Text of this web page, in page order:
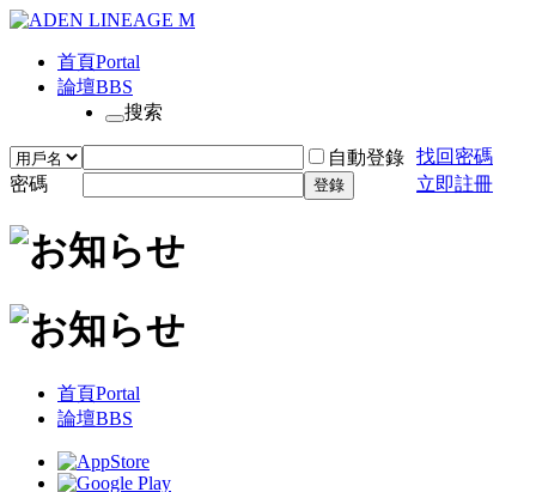
首頁Portal
論壇BBS
搜索
自動登錄 找回密碼
密碼
登錄 立即註冊
首頁Portal
論壇BBS